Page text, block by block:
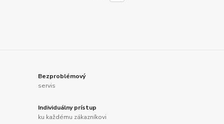
Bezproblémový
servis
Individuálny prístup
ku každému zákazníkovi